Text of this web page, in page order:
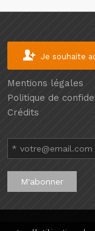
Je souhaite
Mentions légales
Politique de
Crédits